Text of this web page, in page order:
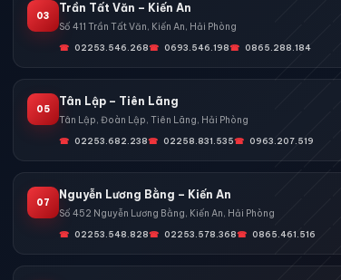
03
Trần Tất Văn – Kiến An
Số 411 Trần Tất Văn, Kiến An, Hải Phòng
02253.546.268 0693.546.198 0865.288.184
05
Tân Lập – Tiên Lãng
Tân Lập, Đoàn Lập, Tiên Lãng, Hải Phòng
02253.682.238 02258.831.535 0963.207.519
07
Nguyễn Lương Bằng – Kiến An
Số 452 Nguyễn Lương Bằng, Kiến An, Hải Phòng
02253.548.828 02253.578.368 0865.461.516